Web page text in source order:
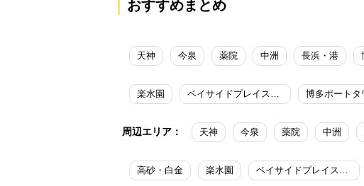
おすすめまとめ
天神 今泉 薬院 中洲 長浜・港
楽水園 博多ポートタ
周辺エリア： 天神 今泉 薬院 中洲
高砂・白金 楽水園